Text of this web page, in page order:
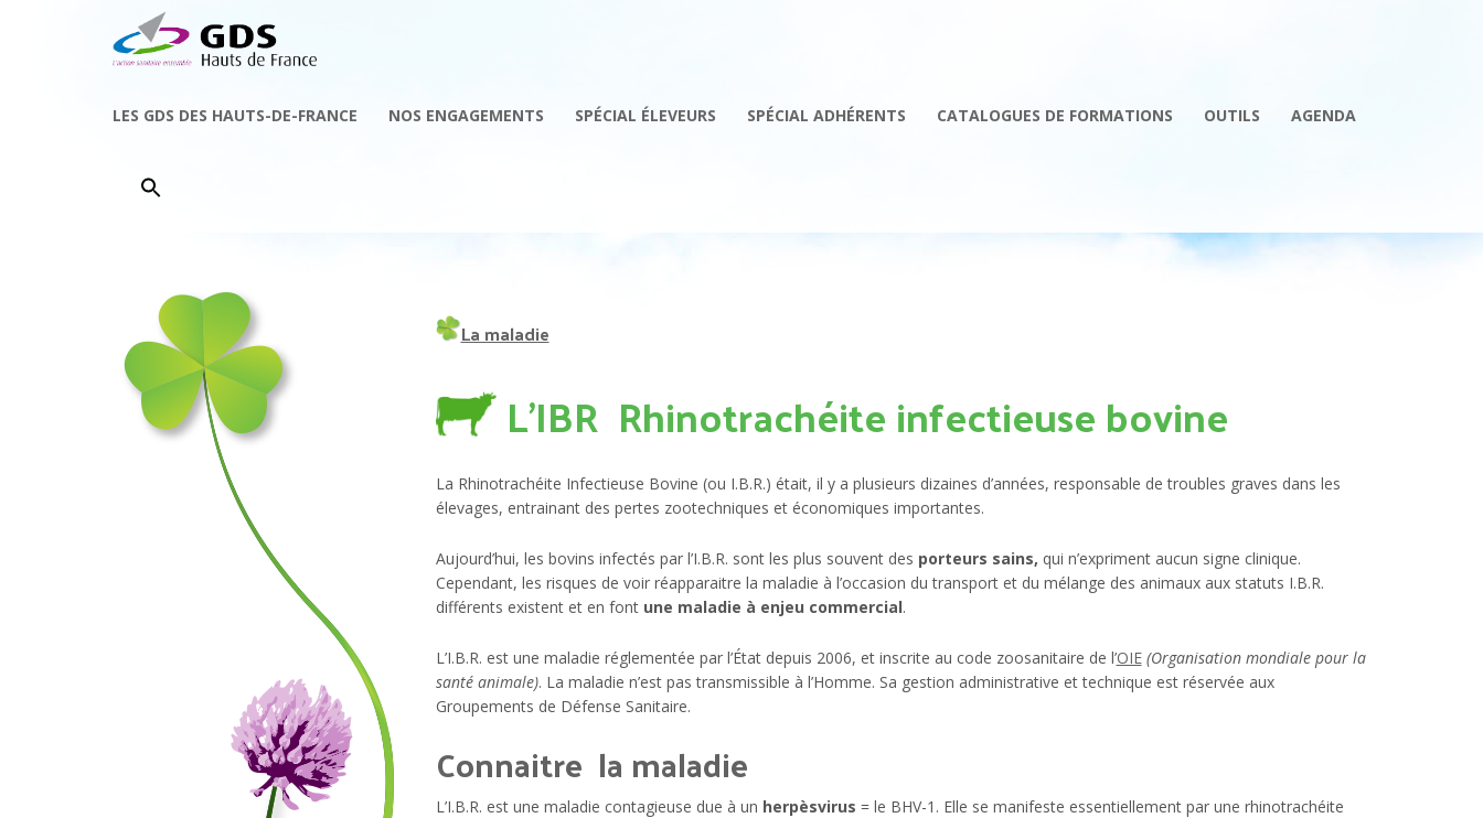
LES GDS DES HAUTS-DE-FRANCE NOS ENGAGEMENTS SPÉCIAL ÉLEVEURS SPÉCIAL ADHÉRENTS CATALOGUES DE FORMATIONS OUTILS AGENDA
La maladie
L’IBR Rhinotrachéite infectieuse bovine
La Rhinotrachéite Infectieuse Bovine (ou I.B.R.) était, il y a plusieurs dizaines d’années, responsable de troubles graves dans les
élevages, entrainant des pertes zootechniques et économiques importantes.
Aujourd’hui, les bovins infectés par l’I.B.R. sont les plus souvent des porteurs sains, qui n’expriment aucun signe clinique.
Cependant, les risques de voir réapparaitre la maladie à l’occasion du transport et du mélange des animaux aux statuts I.B.R.
différents existent et en font une maladie à enjeu commercial.
L’I.B.R. est une maladie réglementée par l’État depuis 2006, et inscrite au code zoosanitaire de l’OIE (Organisation mondiale pour la
santé animale). La maladie n’est pas transmissible à l’Homme. Sa gestion administrative et technique est réservée aux
Groupements de Défense Sanitaire.
Connaitre la maladie
L’I.B.R. est une maladie contagieuse due à un herpèsvirus = le BHV-1. Elle se manifeste essentiellement par une rhinotrachéite